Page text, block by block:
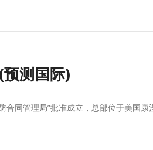
测国际)
同管理局”批准成立，总部位于美国